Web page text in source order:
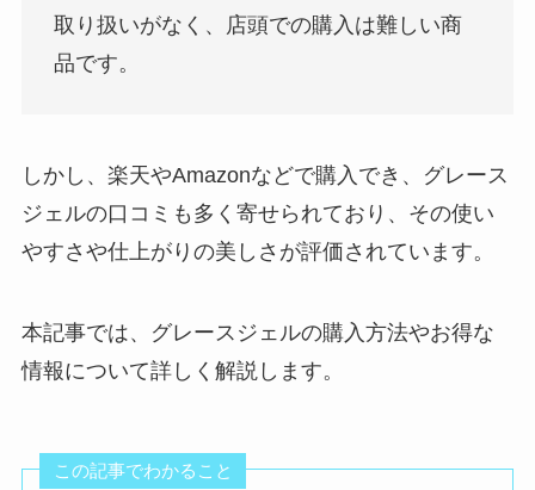
取り扱いがなく、店頭での購入は難しい商
品です。
しかし、楽天やAmazonなどで購入でき、グレース
ジェルの口コミも多く寄せられており、その使い
やすさや仕上がりの美しさが評価されています。
本記事では、グレースジェルの購入方法やお得な
情報について詳しく解説します。
この記事でわかること